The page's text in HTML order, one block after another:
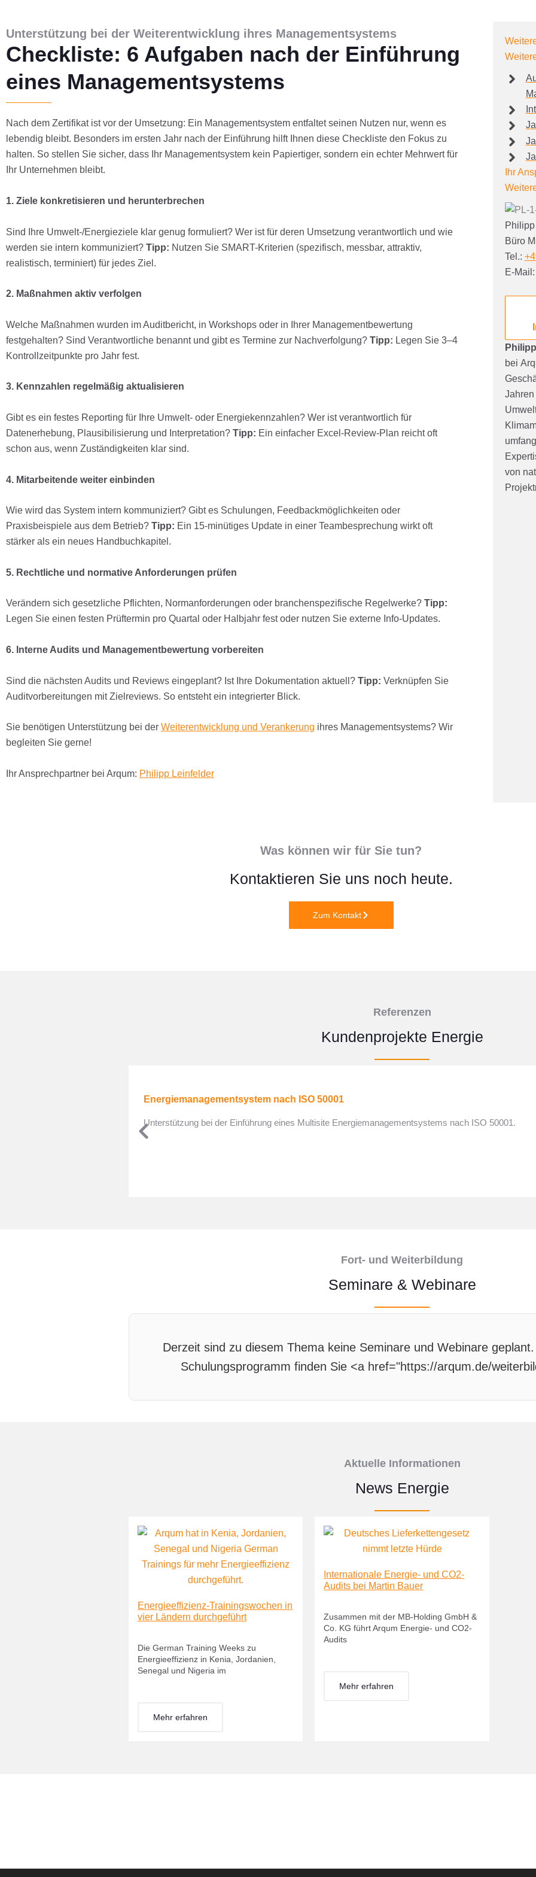
wirksam &
systematisch
Unterstützung bei der Weiterentwicklung ihres Managementsystems
Checkliste: 6 Aufgaben nach der Einführung
eines Managementsystems
Nach dem Zertifikat ist vor der Umsetzung: Ein Managementsystem entfaltet seinen Nutzen nur, wenn es
lebendig bleibt. Besonders im ersten Jahr nach der Einführung hilft Ihnen diese Checkliste den Fokus zu
halten. So stellen Sie sicher, dass Ihr Managementsystem kein Papiertiger, sondern ein echter Mehrwert für
Ihr Unternehmen bleibt.
1. Ziele konkretisieren und herunterbrechen
Sind Ihre Umwelt-/Energieziele klar genug formuliert? Wer ist für deren Umsetzung verantwortlich und wie
werden sie intern kommuniziert? Tipp: Nutzen Sie SMART-Kriterien (spezifisch, messbar, attraktiv,
realistisch, terminiert) für jedes Ziel.
2. Maßnahmen aktiv verfolgen
Welche Maßnahmen wurden im Auditbericht, in Workshops oder in Ihrer Managementbewertung
festgehalten? Sind Verantwortliche benannt und gibt es Termine zur Nachverfolgung? Tipp: Legen Sie 3–4
Kontrollzeitpunkte pro Jahr fest.
3. Kennzahlen regelmäßig aktualisieren
Gibt es ein festes Reporting für Ihre Umwelt- oder Energiekennzahlen? Wer ist verantwortlich für
Datenerhebung, Plausibilisierung und Interpretation? Tipp: Ein einfacher Excel-Review-Plan reicht oft
schon aus, wenn Zuständigkeiten klar sind.
4. Mitarbeitende weiter einbinden
Wie wird das System intern kommuniziert? Gibt es Schulungen, Feedbackmöglichkeiten oder
Praxisbeispiele aus dem Betrieb? Tipp: Ein 15-minütiges Update in einer Teambesprechung wirkt oft
stärker als ein neues Handbuchkapitel.
5. Rechtliche und normative Anforderungen prüfen
Verändern sich gesetzliche Pflichten, Normanforderungen oder branchenspezifische Regelwerke? Tipp:
Legen Sie einen festen Prüftermin pro Quartal oder Halbjahr fest oder nutzen Sie externe Info-Updates.
6. Interne Audits und Managementbewertung vorbereiten
Sind die nächsten Audits und Reviews eingeplant? Ist Ihre Dokumentation aktuell? Tipp: Verknüpfen Sie
Auditvorbereitungen mit Zielreviews. So entsteht ein integrierter Blick.
Sie benötigen Unterstützung bei der Weiterentwicklung und Verankerung ihres Managementsystems? Wir
begleiten Sie gerne!
Ihr Ansprechpartner bei Arqum: Philipp Leinfelder
Ihr
Büro
Tel.:
E-Mail:
Philipp
bei
von
Was können wir für Sie tun?
Kontaktieren Sie uns noch heute.
Zum Kontakt
Referenzen
Kundenprojekte Energie
Energiemanagementsystem nach ISO 50001
Unterstützung bei der Einführung eines Multisite Energiemanagementsystems nach ISO 50001.
Fort- und Weiterbildung
Seminare & Webinare
Derzeit sind zu diesem Thema keine Seminare und Webinare
Schulungsprogramm finden Sie <a href="https://arqum.de/
Aktuelle Informationen
News Energie
Energieeffizienz-Trainingswochen in
vier Ländern durchgeführt
Die German Training Weeks zu
Energieeffizienz in Kenia, Jordanien,
Senegal und Nigeria im
Mehr erfahren
Internationale Energie- und CO2-
Audits bei Martin Bauer
Zusammen mit der MB-Holding GmbH &
Co. KG führt Arqum Energie- und CO2-
Audits
Mehr erfahren